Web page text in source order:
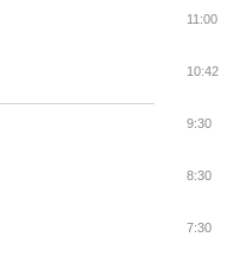
11:00
10:42
9:30
8:30
7:30